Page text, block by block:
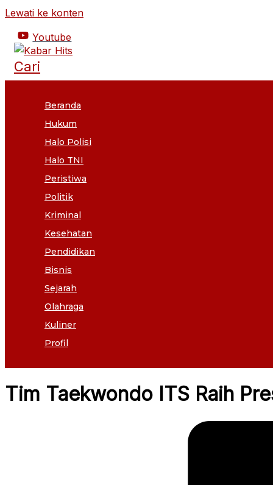
Lewati ke konten
Youtube
Cari
Beranda
Hukum
Halo Polisi
Halo TNI
Peristiwa
Politik
Kriminal
Kesehatan
Pendidikan
Bisnis
Sejarah
Olahraga
Kuliner
Profil
Tim Taekwondo ITS Raih